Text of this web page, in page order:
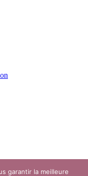
vos soins. Pour
garantir la meilleure